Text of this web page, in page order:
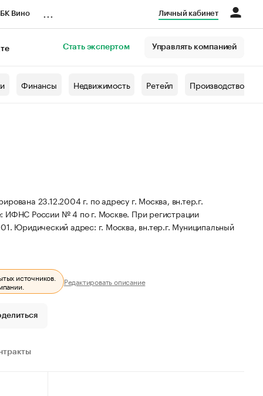
Вино Личный кабинет
Стать экспертом Управлять компанией
Финансы Недвижимость Ретейл Производство
23.12.2004 г. по адресу г. Москва, вн.тер.г.
ИФНС России № 4 по г. Москве. При регистрации
Юридический адрес: г. Москва, вн.тер.г. Муниципальный
источников. Редактировать описание